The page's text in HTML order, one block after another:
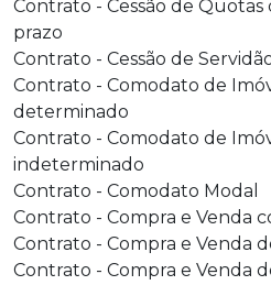
Contrato - Cessão de Quotas
prazo
Contrato - Cessão de
Contrato - Comodato de
determinado
Contrato - Comodato de
indeterminado
Contrato - Comodato Modal
Contrato - Compra e Venda
Contrato - Compra e Venda
Contrato - Compra e Venda